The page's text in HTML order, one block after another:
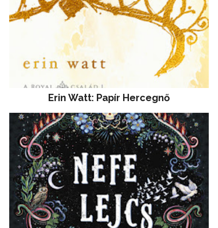
Erin Watt: Papír Hercegnő